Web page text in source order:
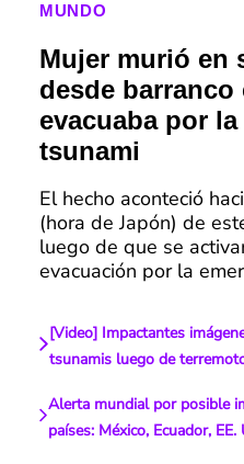
MUNDO
Mujer murió en
desde barranco
evacuaba por
tsunami
El hecho aconteció
(hora de Japón) de
luego de que se
evacuación por la
[Video] Impactantes
tsunamis luego de
Alerta mundial por posible
países: México, Ecuador,